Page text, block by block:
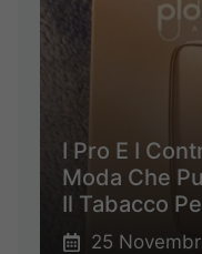
I Pro E I
Moda Che
Il Tabacco
25